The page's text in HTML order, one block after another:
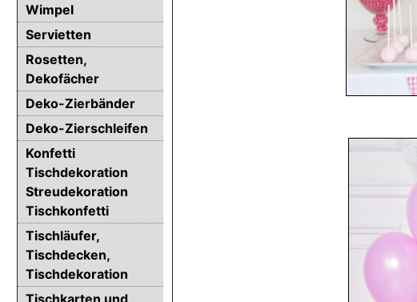
Wimpel
Servietten
Rosetten,
Dekofächer
Deko-Zierbänder
Deko-Zierschleifen
Konfetti
Tischdekoration
Streudekoration
Tischkonfetti
Tischläufer,
Tischdecken,
Tischdekoration
Tischkarten und